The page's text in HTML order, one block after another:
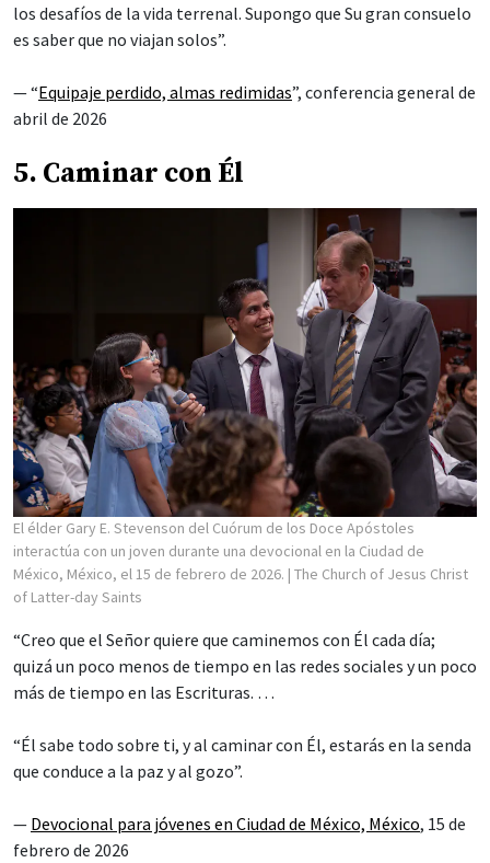
los desafíos de la vida terrenal. Supongo que Su gran consuelo
es saber que no viajan solos”.
— “Equipaje perdido, almas redimidas”, conferencia general de
abril de 2026
5. Caminar con Él
El élder Gary E. Stevenson del Cuórum de los Doce Apóstoles
interactúa con un joven durante una devocional en la Ciudad de
México, México, el 15 de febrero de 2026. | The Church of Jesus Christ
of Latter-day Saints
“Creo que el Señor quiere que caminemos con Él cada día;
quizá un poco menos de tiempo en las redes sociales y un poco
más de tiempo en las Escrituras. …
“Él sabe todo sobre ti, y al caminar con Él, estarás en la senda
que conduce a la paz y al gozo”.
— Devocional para jóvenes en Ciudad de México, México, 15 de
febrero de 2026